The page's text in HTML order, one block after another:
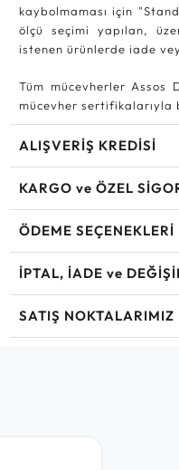
kaybolmaması için
ölçü seçimi yapılan,
istenen ürünlerde iade
Tüm mücevherler Assos
mücevher
ALIŞVERİŞ KREDİSİ
KARGO ve ÖZEL
ÖDEME SEÇENEKLERİ
İPTAL, İADE ve
SATIŞ NOKTALARIMIZ